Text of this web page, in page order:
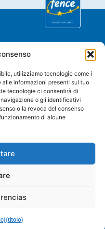
utilizziamo tecnologie come i
informazioni presenti sul tuo
tecnologie ci consentirà di
o gli identificativi
o la revoca del consenso
di alcune
{titolo}
SL Tutti i diritti riservati.
web Jaime Carrero